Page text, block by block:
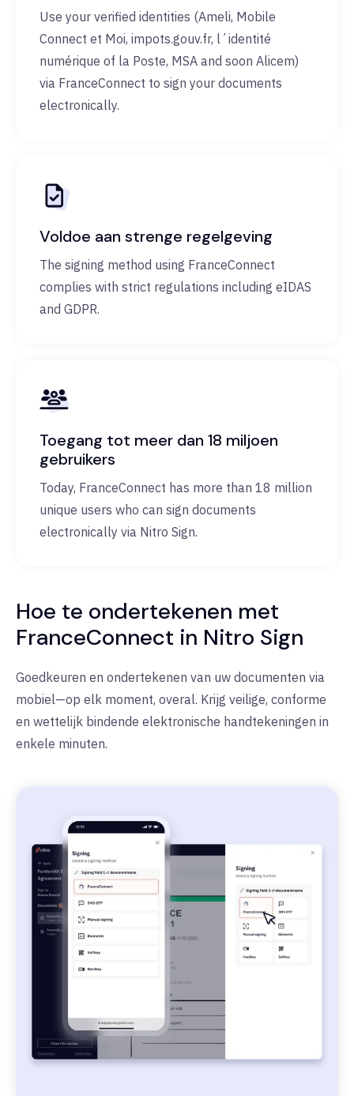
Use your verified identities (Ameli, Mobile
Connect et Moi, impots.gouv.fr, l´identité
numérique of la Poste, MSA and soon Alicem)
via FranceConnect to sign your documents
electronically.
Voldoe aan strenge regelgeving
The signing method using FranceConnect
complies with strict regulations including eIDAS
and GDPR.
Toegang tot meer dan 18 miljoen
gebruikers
Today, FranceConnect has more than 18 million
unique users who can sign documents
electronically via Nitro Sign.
Hoe te ondertekenen met
FranceConnect in Nitro Sign
Goedkeuren en ondertekenen van uw documenten via
mobiel—op elk moment, overal. Krijg veilige, conforme
en wettelijk bindende elektronische handtekeningen in
enkele minuten.